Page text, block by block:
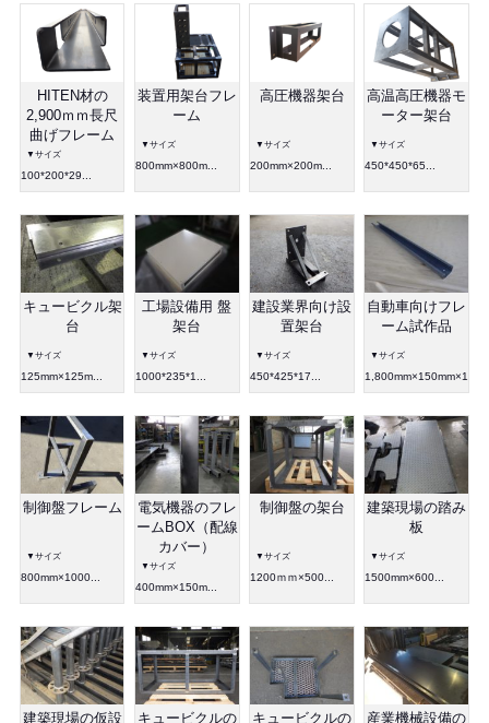
HITEN材の
2,900ｍｍ長尺
曲げフレーム
▼サイズ
100*200*29...
装置用架台フレ
ーム
▼サイズ
800mm×800m...
高圧機器架台
▼サイズ
200mm×200m...
高温高圧機器モ
ーター架台
▼サイズ
450*450*65...
キュービクル架
台
▼サイズ
125mm×125m...
工場設備用 盤
架台
▼サイズ
1000*235*1...
建設業界向け設
置架台
▼サイズ
450*425*17...
自動車向けフレ
ーム試作品
▼サイズ
制御盤フレーム
▼サイズ
800mm×1000...
電気機器のフレ
ームBOX（配線
カバー）
▼サイズ
400mm×150m...
制御盤の架台
▼サイズ
1200ｍｍ×500...
建築現場の踏み
板
▼サイズ
1500mm×600...
建築現場の仮設
キュービクルの
キュービクルの
産業機械設備の